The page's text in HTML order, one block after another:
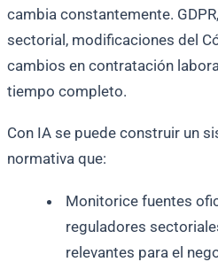
cambia constantemente.
sectorial, modificaciones del
cambios en contratación
tiempo completo.
Con IA se puede construir un
normativa que:
Monitorice fuentes
reguladores
relevantes para el